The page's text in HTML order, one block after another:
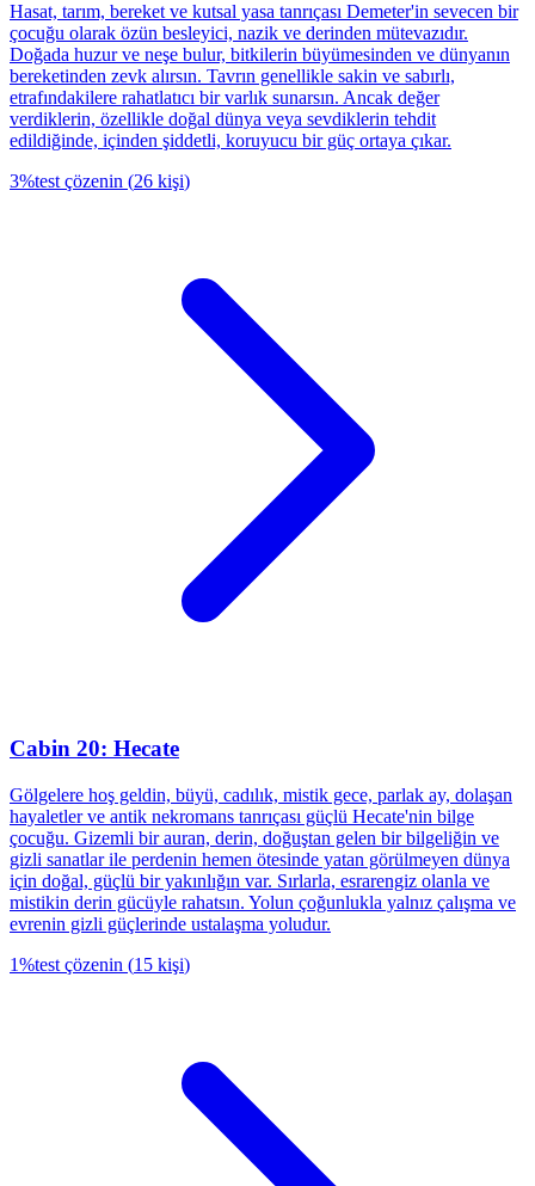
Hasat, tarım, bereket ve kutsal yasa tanrıçası Demeter'in sevecen bir
çocuğu olarak özün besleyici, nazik ve derinden mütevazıdır.
Doğada huzur ve neşe bulur, bitkilerin büyümesinden ve dünyanın
bereketinden zevk alırsın. Tavrın genellikle sakin ve sabırlı,
etrafındakilere rahatlatıcı bir varlık sunarsın. Ancak değer
verdiklerin, özellikle doğal dünya veya sevdiklerin tehdit
edildiğinde, içinden şiddetli, koruyucu bir güç ortaya çıkar.
3%test çözenin (26 kişi)
Cabin 20: Hecate
Gölgelere hoş geldin, büyü, cadılık, mistik gece, parlak ay, dolaşan
hayaletler ve antik nekromans tanrıçası güçlü Hecate'nin bilge
çocuğu. Gizemli bir auran, derin, doğuştan gelen bir bilgeliğin ve
gizli sanatlar ile perdenin hemen ötesinde yatan görülmeyen dünya
için doğal, güçlü bir yakınlığın var. Sırlarla, esrarengiz olanla ve
mistikin derin gücüyle rahatsın. Yolun çoğunlukla yalnız çalışma ve
evrenin gizli güçlerinde ustalaşma yoludur.
1%test çözenin (15 kişi)